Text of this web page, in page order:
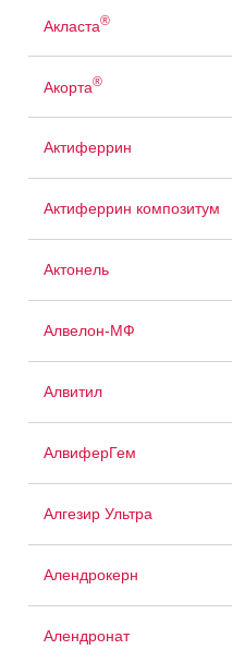
Акласта®
Акорта®
Актиферрин
Актиферрин композитум
Актонель
Алвелон-МФ
Алвитил
АлвиферГем
Алгезир Ультра
Алендрокерн
Алендронат